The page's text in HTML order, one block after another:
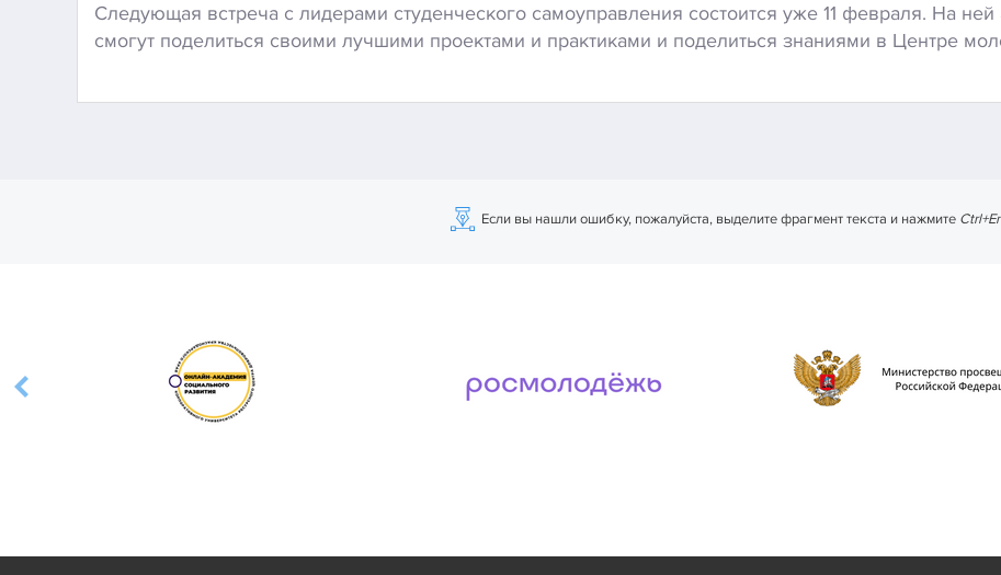
Следующая встреча с лидерами студенческого самоуправления состоится уже 11 февраля. На
смогут поделиться своими лучшими проектами и практиками и поделиться знаниями в Центре
Если вы нашли ошибку, пожалуйста, выделите фрагмент текста и нажмите